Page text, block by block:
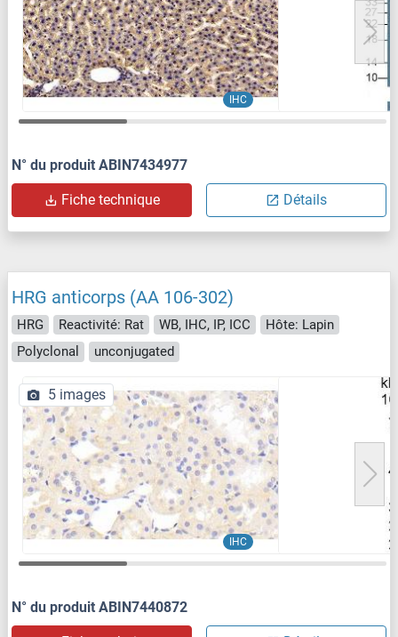
IHC
N° du produit ABIN7434977
Fiche technique Détails
HRG anticorps (AA 106-302)
HRG Reactivité: Rat WB, IHC, IP, ICC
Hôte: Lapin
Polyclonal
unconjugated
IHC
5 images
N° du produit ABIN7440872